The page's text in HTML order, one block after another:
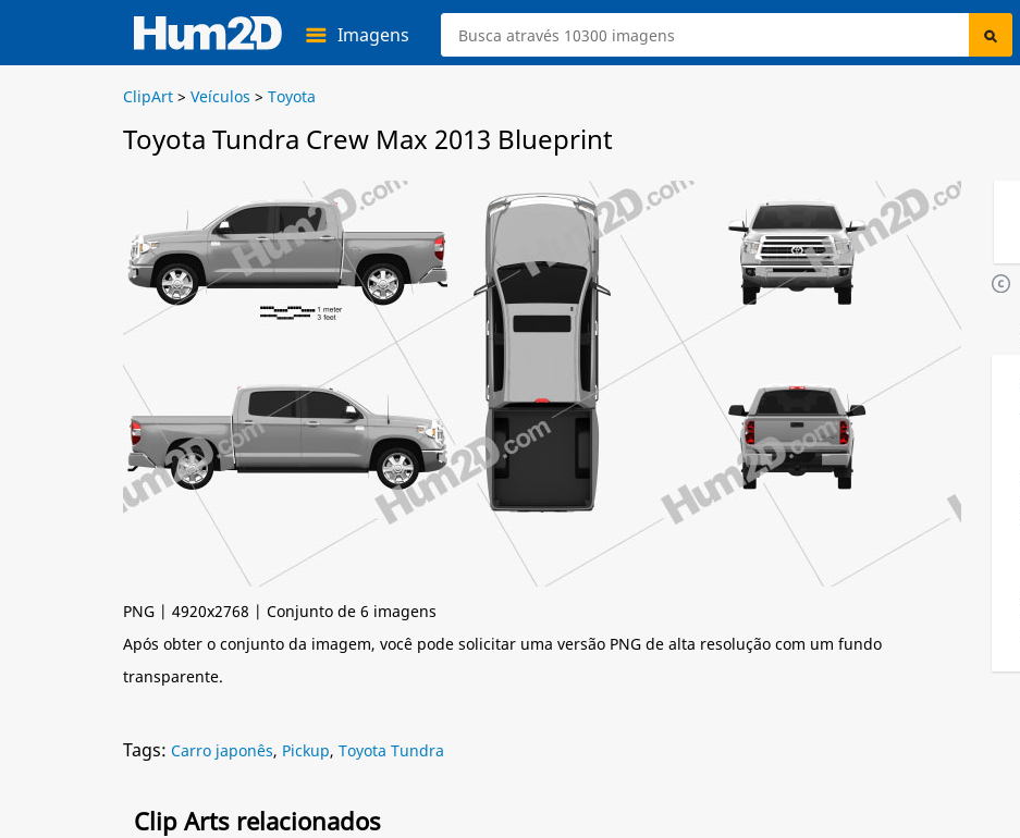
Imagens
ClipArt > Veículos > Toyota
Toyota Tundra Crew Max 2013 Blueprint
PNG | 4920x2768 | Conjunto de 6 imagens
Após obter o conjunto da imagem, você pode solicitar uma versão PNG de alta resolução com um fundo
transparente.
Tags: Carro japonês, Pickup, Toyota Tundra
Clip Arts relacionados